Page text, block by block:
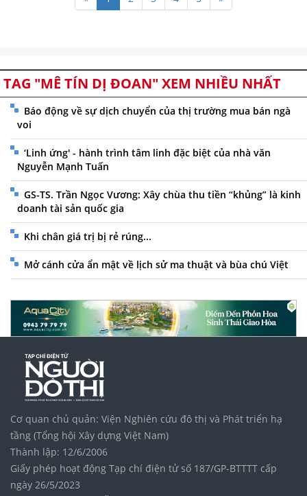
TAG "MÊ TÍN DỊ ĐOAN" XEM NHIỀU NHẤT
Báo động về sự dịch chuyển của thị trường mua bán ngà
voi
‘Linh ứng' - hành trình tâm linh đặc biệt của nhà văn
Nguyễn Mạnh Tuấn
GS-TS. Trần Ngọc Vương: Xây chùa thu tiền “khủng” là kinh
doanh tài sản quốc gia
Khi chân giá trị bị rẻ rúng...
Mở cánh cửa ẩn mật về lịch sử ma thuật và bùa chú Việt
Cơ quan chủ quản: Viện Nghiên cứu đô thị và Phát triển hạ
tầng (Tổng hội Xây dựng Việt Nam)
Thành lập: 12/6/2006
Giấy phép hoạt động Tạp chí điện tử số 187/GP-BTTTT cấp
ngày 26/5/2023